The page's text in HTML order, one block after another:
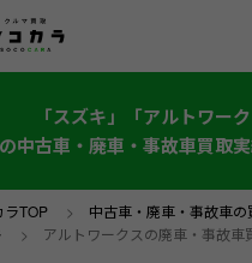
「スズキ」「アルトワーク
の中古車・廃車・事故車買取
ラTOP > 中古車・廃車・事故車
> アルトワークスの廃車・事故車